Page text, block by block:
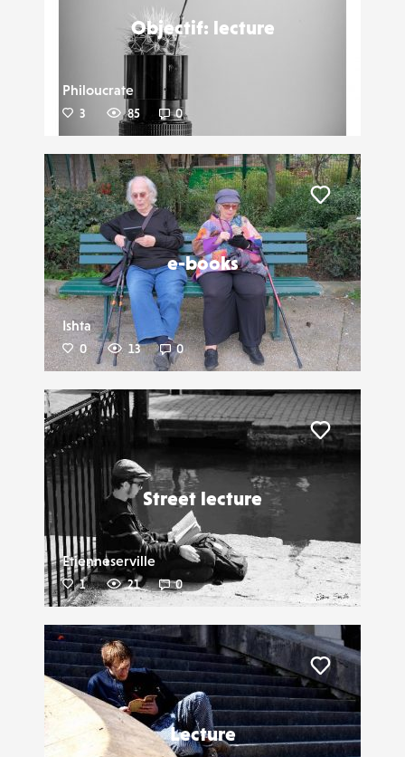
Objectif: lecture
Philoucrate
3 85 0
e-books
Ishta
0 13 0
Liker
Street lecture
Etienneserville
1 21 0
Liker
Lecture